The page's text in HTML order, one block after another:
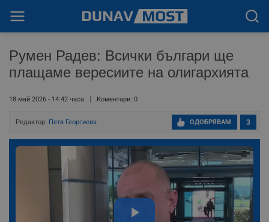
Румен Радев: Всички българи ще
плащаме вересиите на олигархията
18 май 2026 - 14:42 часа Коментари: 0
Редактор: Петя Георгиева 3
ОДОБРЯВАМ